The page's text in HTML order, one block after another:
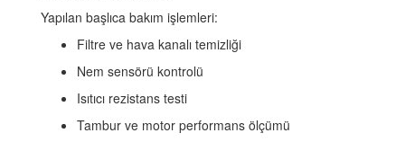
Yapılan başlıca bakım işlemleri:
Filtre ve hava kanalı temizliği
Nem sensörü kontrolü
Isıtıcı rezistans testi
Tambur ve motor performans ölçümü